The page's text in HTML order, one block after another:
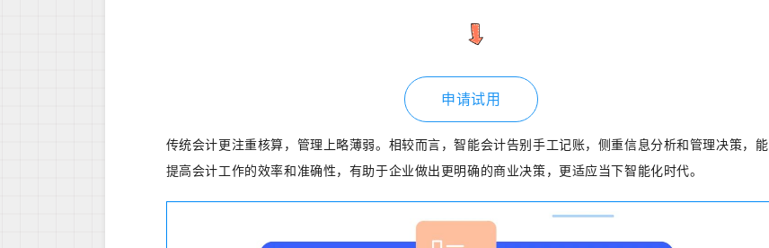
申请试用
传统会计更注重核算，管理上略薄弱。相较而言，智能会计告别手工记账，侧重信息分析和管理决策，能
提高会计工作的效率和准确性，有助于企业做出更明确的商业决策，更适应当下智能化时代。